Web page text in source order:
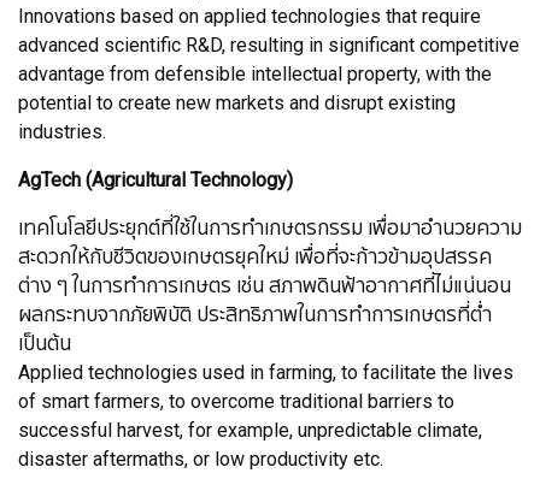
Innovations based on applied technologies that require
advanced scientific R&D, resulting in significant competitive
advantage from defensible intellectual property, with the
potential to create new markets and disrupt existing
industries.
AgTech (Agricultural Technology)
เทคโนโลยีประยุกต์ที่ใช้ในการทำเกษตรกรรม เพื่อมาอำนวยความ
สะดวกให้กับชีวิตของเกษตรยุคใหม่ เพื่อที่จะก้าวข้ามอุปสรรค
ต่าง ๆ ในการทำการเกษตร เช่น สภาพดินฟ้าอากาศที่ไม่แน่นอน
ผลกระทบจากภัยพิบัติ ประสิทธิภาพในการทำการเกษตรที่ต่ำ
เป็นต้น
Applied technologies used in farming, to facilitate the lives
of smart farmers, to overcome traditional barriers to
successful harvest, for example, unpredictable climate,
disaster aftermaths, or low productivity etc.